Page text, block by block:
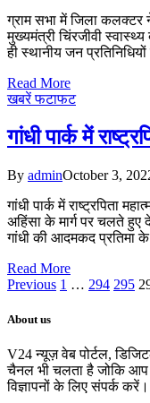
ग्राम सभा में जिला कलक्टर
मुख्यमंत्री चिंरजीवी
ही स्थानीय जन
Read More
खबरें फटाफट
गांधी पार्क में
By adminOctober 3,
गांधी पार्क में राष्ट्रपिता
अहिंसा के मार्ग पर चलते हुए
गांधी की आदमकद प्रतिमा
Read More
Previous 1 … 294 295
About us
V24 न्यूज़ वेब पोर्टल,
चैनल भी चलता है जोकि आप
विज्ञापनों के लिए संपर्क करें।